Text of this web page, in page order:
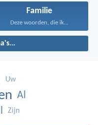
Familie
Deze woorden, die ik...
Uw
Al
Zijn